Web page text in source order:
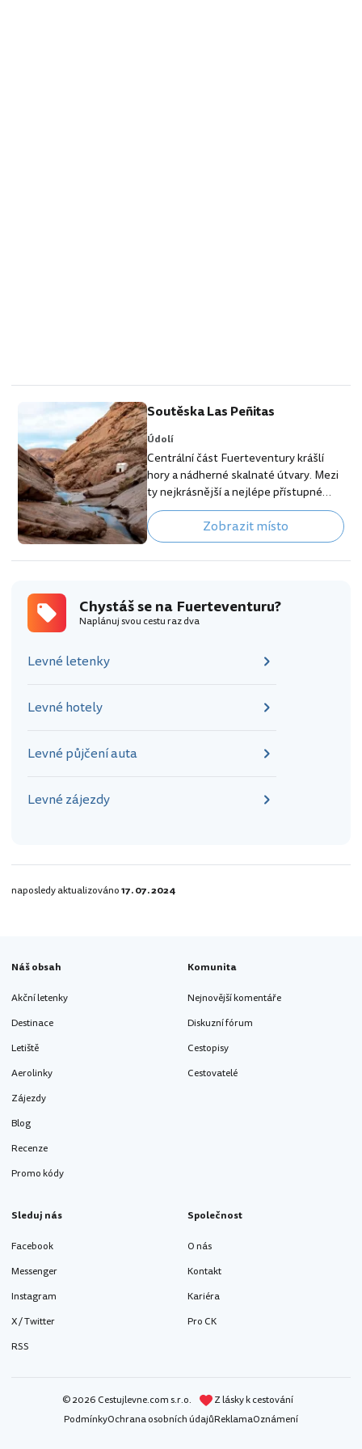
Soutěska Las Peñitas
Údolí
Centrální část Fuerteventury krášlí
hory a nádherné skalnaté útvary. Mezi
ty nejkrásnější a nejlépe přístupné
patří romantická soutěska Baranco de
Las Peñitas, jejímž údolíčkem teče
potok, jež vytváří ve skalách malá
jezírka. [btn "Dovolená Fuerteventura
ke-ostrovy/fuerteventura?
aid=1424627&adata1=cl&adata2=fuert
soutěsky vede značená turistická
Zobrazit místo
Chystáš se na Fuerteventuru?
Naplánuj svou cestu raz dva
Levné letenky
Levné hotely
Levné půjčení auta
Levné zájezdy
naposledy aktualizováno17. 07. 2024
Náš obsah
Akční letenky
Destinace
Letiště
Aerolinky
Zájezdy
Blog
Recenze
Promo kódy
Komunita
Nejnovější komentáře
Diskuzní fórum
Cestopisy
Cestovatelé
Sleduj nás
Facebook
Messenger
Instagram
X / Twitter
RSS
Společnost
O nás
Kontakt
Kariéra
Pro CK
© 2026 Cestujlevne.com s.r.o.
Z lásky k cestování
PodmínkyOchrana osobních údajůReklamaOznámení